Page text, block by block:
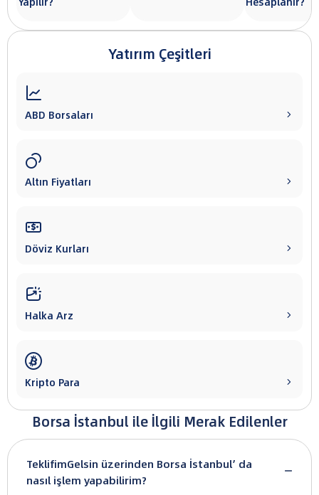
Yatırım Çeşitleri

ABD Borsaları 

Altın Fiyatları 

Döviz Kurları 

Halka Arz 

Kripto Para 
Borsa İstanbul ile İlgili Merak Edilenler
TeklifimGelsin üzerinden Borsa İstanbul’ da
nasıl işlem yapabilirim?